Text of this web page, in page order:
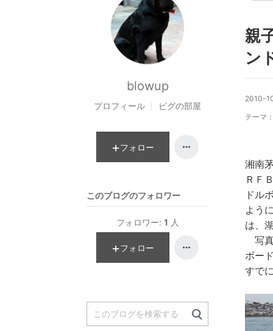
親
ン
2010-
テーマ
湘南
ＲＦ
ドル
よう
は、
写
ボー
すで
blowup
プロフィール ピグの部屋
フォロー
このブログのフォロワー
フォロワー: 1 人
フォロー